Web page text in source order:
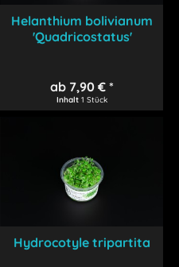
Helanthium bolivianum
'Quadricostatus'
ab 7,90 € *
Inhalt1 Stück
Hydrocotyle tripartita